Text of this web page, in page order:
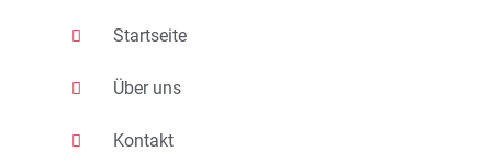
Startseite
Über uns
Kontakt